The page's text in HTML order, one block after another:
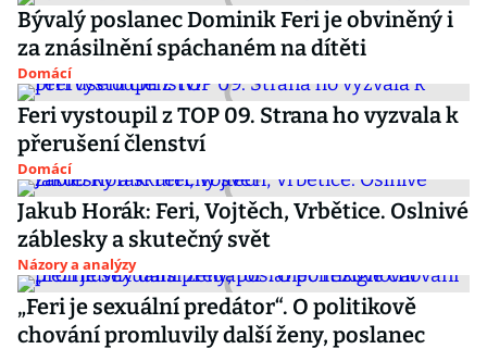
Bývalý poslanec Dominik Feri je obviněný i
za znásilnění spáchaném na dítěti
Domácí
Feri vystoupil z TOP 09. Strana ho vyzvala k
přerušení členství
Domácí
Jakub Horák: Feri, Vojtěch, Vrbětice. Oslnivé
záblesky a skutečný svět
Názory a analýzy
„Feri je sexuální predátor“. O politikově
chování promluvily další ženy, poslanec